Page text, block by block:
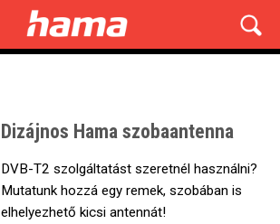
Dizájnos Hama szobaantenna
DVB-T2 szolgáltatást szeretnél használni?
Mutatunk hozzá egy remek, szobában is
elhelyezhető kicsi antennát!